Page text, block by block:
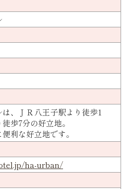
、ＪＲ八王子駅より徒歩1
歩7分の好立地。
利な好立地です。
ha-urban/